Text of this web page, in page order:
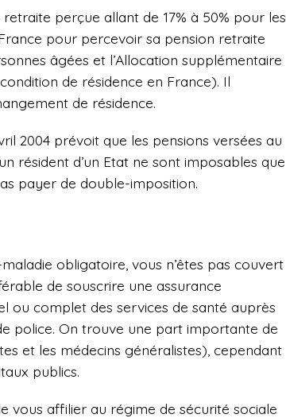
perçue allant de 17% à 50% pour les
pour percevoir sa pension retraite
âgées et l’Allocation supplémentaire
de résidence en France). Il
de résidence.
2004 prévoit que les pensions versées au
résident d’un Etat ne sont imposables que
payer de double-imposition.
obligatoire, vous n’êtes pas couvert
de souscrire une assurance
complet des services de santé auprès
police. On trouve une part importante de
et les médecins généralistes), cependant
publics.
vous affilier au régime de sécurité sociale